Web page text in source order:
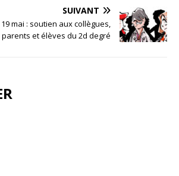
SUIVANT
mai : soutien aux collègues,
parents et élèves du 2d degré